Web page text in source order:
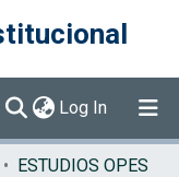
Log In (current)
ESTUDIOS OPES